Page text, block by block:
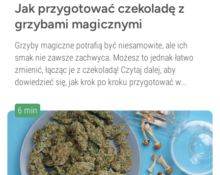
Jak przygotować czekoladę z
grzybami magicznymi
Grzyby magiczne potrafią być niesamowite, ale ich
smak nie zawsze zachwyca. Możesz to jednak łatwo
zmienić, łącząc je z czekoladą! Czytaj dalej, aby
dowiedzieć się, jak krok po kroku przygotować w...
6 min